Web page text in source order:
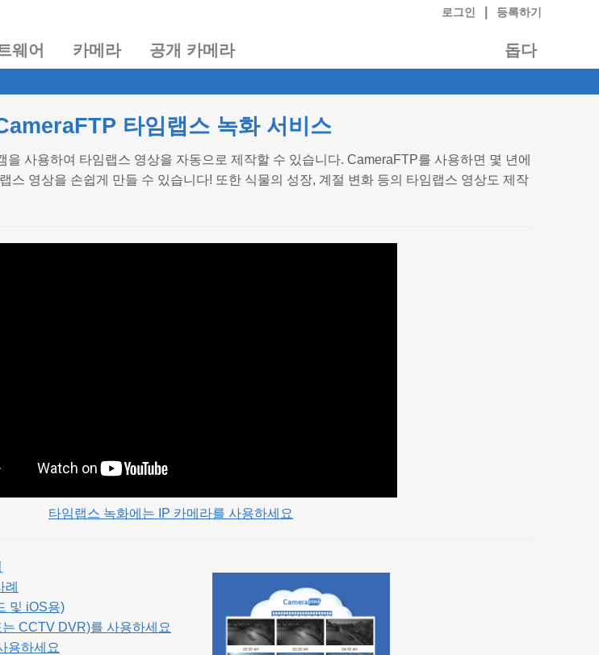
로그인 등록하기
웨어 카메라 공개 카메라 돕다
타임랩스 녹화 서비스
을 사용하여 타임랩스 영상을 자동으로 제작할 수 있습니다. CameraFTP를 사용하면 몇 년에
스 영상을 손쉽게 만들 수 있습니다! 또한 식물의 성장, 계절 변화 등의 타임랩스 영상도 제작
타임랩스 녹화에는 IP 카메라를 사용하세요
및 iOS용)
CCTV DVR)를 사용하세요
용하세요